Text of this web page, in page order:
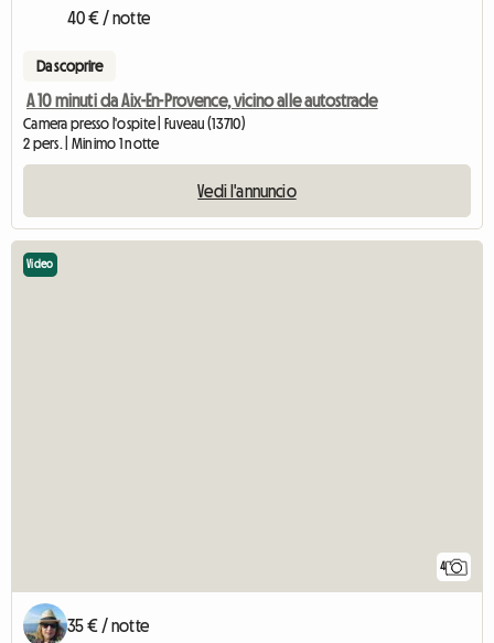
40 € / notte
Da scoprire
A 10 minuti da Aix-En-Provence, vicino alle autostrade
Camera presso l'ospite | Fuveau (13710)
2 pers. | Minimo 1 notte
Vedi l'annuncio
4
Video
35 € / notte